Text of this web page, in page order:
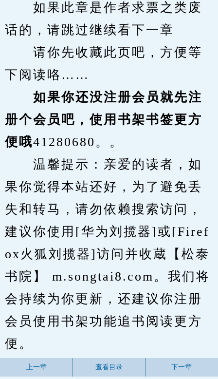
如果此章是作者求票之类废
话的，请跳过继续看下一章
请你先收藏此页吧，方便等
下阅读咯……
如果你还没注册会员就先注
册个会员吧，使用书架书签更方
便哦41280680。。
温馨提示：亲爱的读者，如
果你觉得本站还好，为了避免丢
失和转马，请勿依赖搜索访问，
建议你使用[华为刘揽器]或[Firef
ox火狐刘揽器]访问并收蔵【松泰
书院】 m.songtai8.com。我们将
会持续为你更新，还建议你注册
会员使用书架功能追书阅读更方
便。
上一章 查看目录 下一章